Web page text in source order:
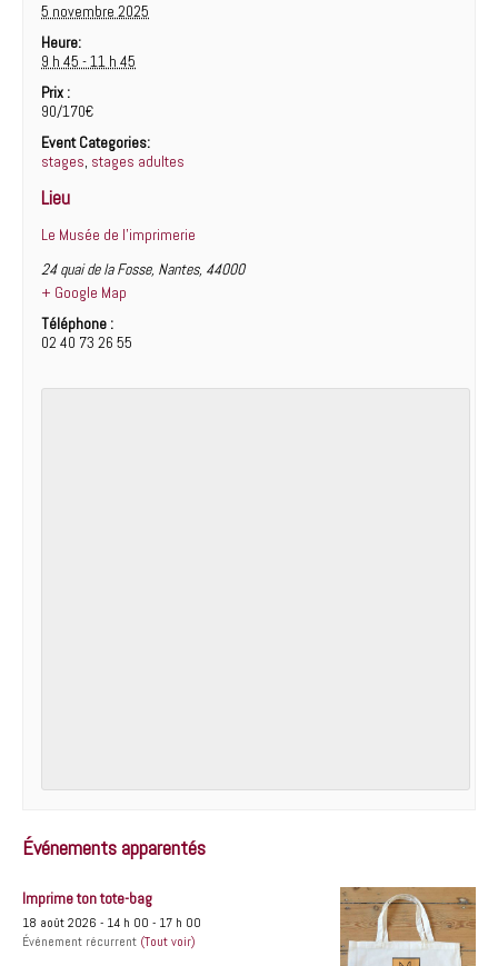
5 novembre 2025
Heure:
9 h 45 - 11 h 45
Prix :
90/170€
Event Categories:
stages, stages adultes
Lieu
Le Musée de l’imprimerie
24 quai de la Fosse, Nantes, 44000
+ Google Map
Téléphone :
02 40 73 26 55
Événements apparentés
Imprime ton tote-bag
18 août 2026 - 14 h 00 - 17 h 00
Événement récurrent (Tout voir)